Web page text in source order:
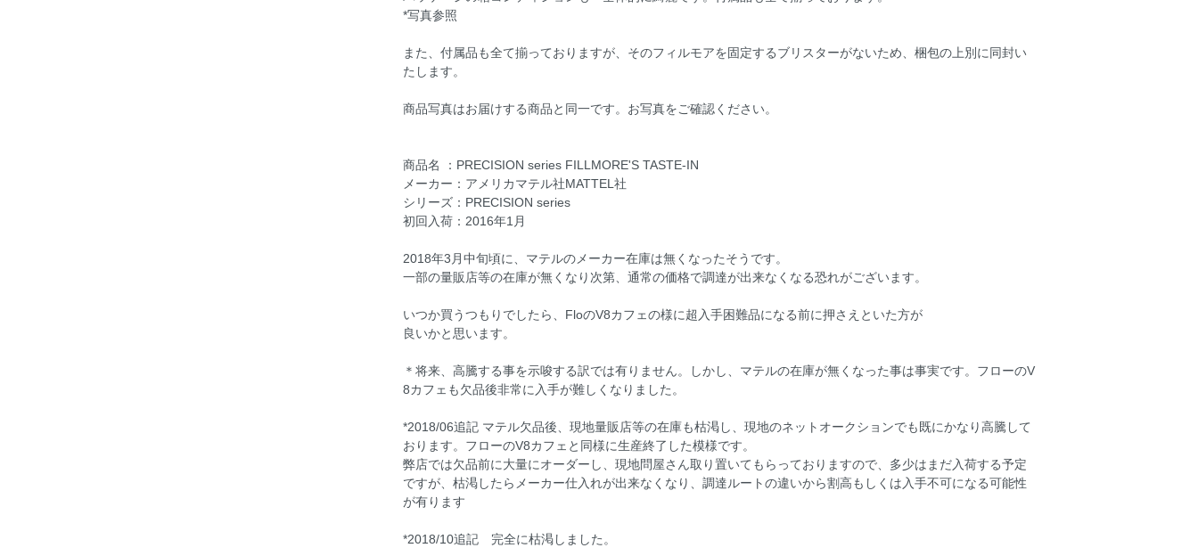
*写真参照
また、付属品も全て揃っておりますが、そのフィルモアを固定するブリスターがないため、梱包の上別に同封い
たします。
商品写真はお届けする商品と同一です。お写真をご確認ください。
商品名 ：PRECISION series FILLMORE'S TASTE-IN
メーカー：アメリカマテル社MATTEL社
シリーズ：PRECISION series
初回入荷：2016年1月
2018年3月中旬頃に、マテルのメーカー在庫は無くなったそうです。
一部の量販店等の在庫が無くなり次第、通常の価格で調達が出来なくなる恐れがございます。
いつか買うつもりでしたら、FloのV8カフェの様に超入手困難品になる前に押さえといた方が
良いかと思います。
＊将来、高騰する事を示唆する訳では有りません。しかし、マテルの在庫が無くなった事は事実です。フローのV
8カフェも欠品後非常に入手が難しくなりました。
*2018/06追記 マテル欠品後、現地量販店等の在庫も枯渇し、現地のネットオークションでも既にかなり高騰して
おります。フローのV8カフェと同様に生産終了した模様です。
弊店では欠品前に大量にオーダーし、現地問屋さん取り置いてもらっておりますので、多少はまだ入荷する予定
ですが、枯渇したらメーカー仕入れが出来なくなり、調達ルートの違いから割高もしくは入手不可になる可能性
が有ります
*2018/10追記 完全に枯渇しました。